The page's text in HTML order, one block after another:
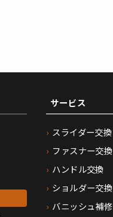
サービス
スライダー交換
ファスナー交換
ハンドル交換
ショルダー交換
バニッシュ補修